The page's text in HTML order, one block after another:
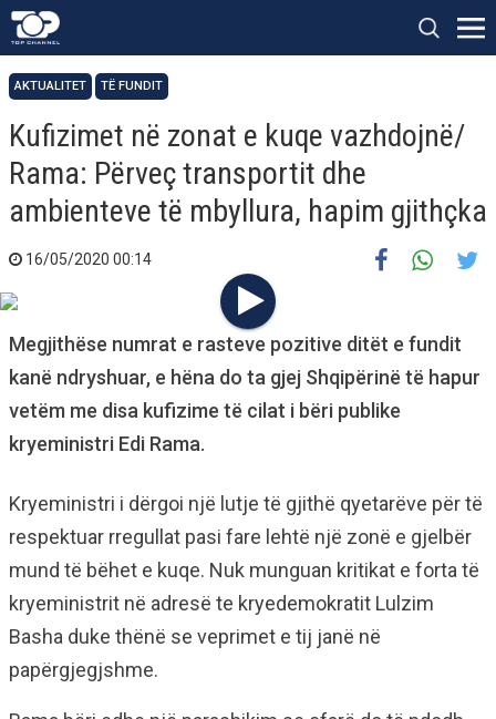
AKTUALITET TË FUNDIT
Kufizimet në zonat e kuqe vazhdojnë/
Rama: Përveç transportit dhe
ambienteve të mbyllura, hapim gjithçka
16/05/2020 00:14
Megjithëse numrat e rasteve pozitive ditët e fundit
kanë ndryshuar, e hëna do ta gjej Shqipërinë të hapur
vetëm me disa kufizime të cilat i bëri publike
kryeministri Edi Rama.
Kryeministri i dërgoi një lutje të gjithë qyetarëve për të
respektuar rregullat pasi fare lehtë një zonë e gjelbër
mund të bëhet e kuqe. Nuk munguan kritikat e forta të
kryeministrit në adresë te kryedemokratit Lulzim
Basha duke thënë se veprimet e tij janë në
papërgjegjshme.